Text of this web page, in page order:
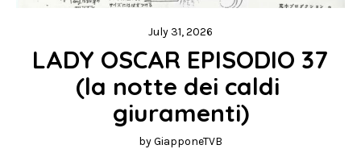
July 31, 2026
LADY OSCAR EPISODIO 37
(la notte dei caldi
giuramenti)
byGiapponeTVB